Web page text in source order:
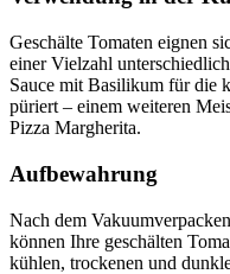
Geschälte Tomaten eignen
einer Vielzahl
Sauce mit Basilikum für die
püriert – einem weiteren
Pizza Margherita.
Aufbewahrung
Nach dem
können Ihre geschälten
kühlen, trockenen und